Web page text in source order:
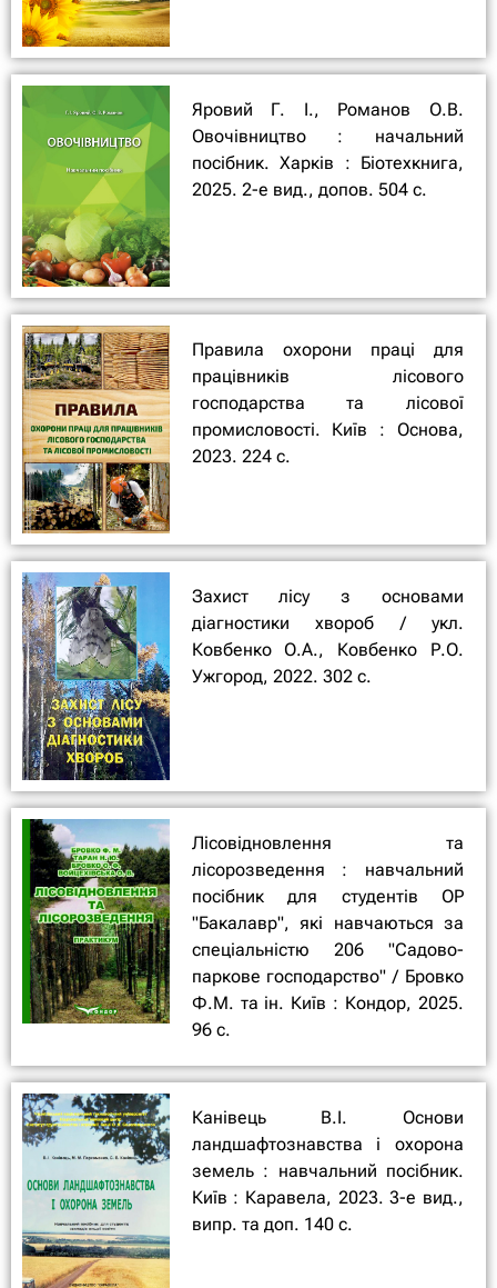
Яровий Г. І., Романов О.В.
Овочівництво : начальний
посібник. Харків : Біотехкнига,
2025. 2-е вид., допов. 504 с.
Правила охорони праці для
працівників лісового
господарства та лісової
промисловості. Київ : Основа,
2023. 224 с.
Захист лісу з основами
діагностики хвороб / укл.
Ковбенко О.А., Ковбенко Р.О.
Ужгород, 2022. 302 с.
Лісовідновлення та
лісорозведення : навчальний
посібник для студентів ОР
"Бакалавр", які навчаються за
спеціальністю 206 "Садово-
паркове господарство" / Бровко
Ф.М. та ін. Київ : Кондор, 2025.
96 с.
Канівець В.І. Основи
ландшафтознавства і охорона
земель : навчальний посібник.
Київ : Каравела, 2023. 3-е вид.,
випр. та доп. 140 с.